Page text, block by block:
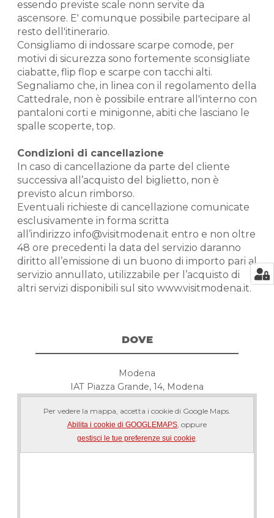
essendo previste scale nonn servite da
ascensore. E' comunque possibile partecipare al
resto dell'itinerario.
Consigliamo di indossare scarpe comode, per
motivi di sicurezza sono fortemente sconsigliate
ciabatte, flip flop e scarpe con tacchi alti.
Segnaliamo che, in linea con il regolamento della
Cattedrale, non è possibile entrare all'interno con
pantaloni corti e minigonne, abiti che lasciano le
spalle scoperte, top.
Condizioni di cancellazione
In caso di cancellazione da parte del cliente
successiva all’acquisto del biglietto, non è
previsto alcun rimborso.
Eventuali richieste di cancellazione comunicate
esclusivamente in forma scritta
all’indirizzo info@visitmodena.it entro e non oltre
48 ore precedenti la data del servizio daranno
diritto all’emissione di un buono di importo pari al
servizio annullato, utilizzabile per l’acquisto di
altri servizi disponibili sul sito www.visitmodena.it.
DOVE
Modena
IAT Piazza Grande, 14, Modena
Per vedere la mappa, accetta i cookie di Google Maps.
Abilita i cookie di GOOGLEMAPS , oppure
gestisci le tue preferenze sui cookie